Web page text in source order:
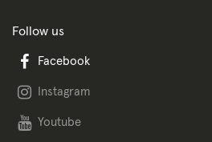
Follow us
Facebook
Instagram
Youtube